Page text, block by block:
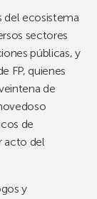
del ecosistema
sectores
públicas, y
FP, quienes
de
de
acto del
y